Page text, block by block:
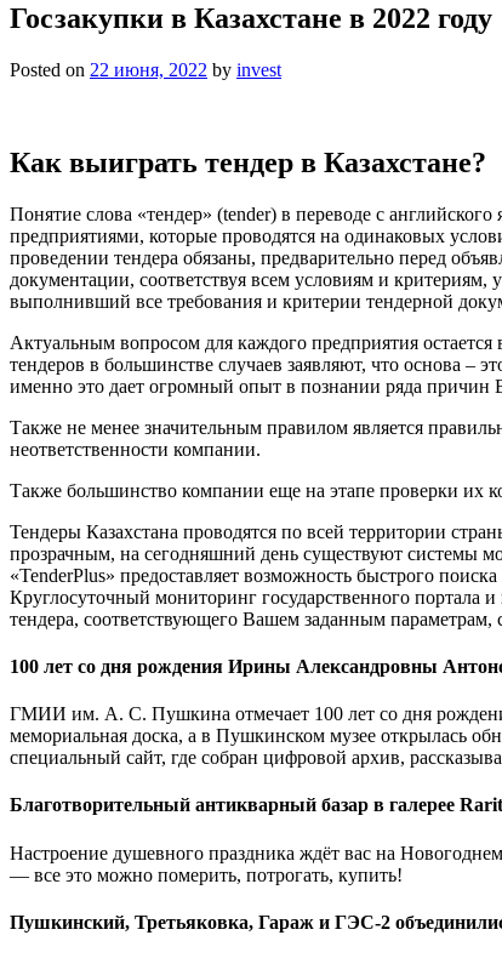
Госзакупки в Казахстане в 2022 году
Posted on 22 июня, 2022 by invest
Как выиграть тендер в Казахстане?
Понятие слова «тендер» (tender) в переводе с
предприятиями, которые проводятся на одинаковых
проведении тендера обязаны, предварительно перед
документации, соответствуя всем условиям и критериям,
выполнивший все требования и критерии тендерной
Актуальным вопросом для каждого предприятия
тендеров в большинстве случаев заявляют, что основа –
именно это дает огромный опыт в познании ряда причин
Также не менее значительным правилом является
неответственности компании.
Также большинство компании еще на этапе проверки их
Тендеры Казахстана проводятся по всей территории
прозрачным, на сегодняшний день существуют системы
«TenderPlus» предоставляет возможность быстрого
Круглосуточный мониторинг государственного
тендера, соответствующего Вашем заданным
100 лет со дня рождения Ирины Александровны
ГМИИ им. А. С. Пушкина отмечает 100 лет со дня
мемориальная доска, а в Пушкинском музее открылась
специальный сайт, где собран цифровой архив,
Благотворительный антикварный базар в галерее
Настроение душевного праздника ждёт вас на
— все это можно померить, потрогать, купить!
Пушкинский, Третьяковка, Гараж и ГЭС-2